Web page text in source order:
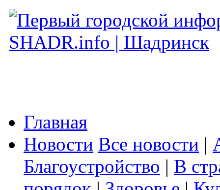
Главная
Новости Все новости |
Благоустройство | В